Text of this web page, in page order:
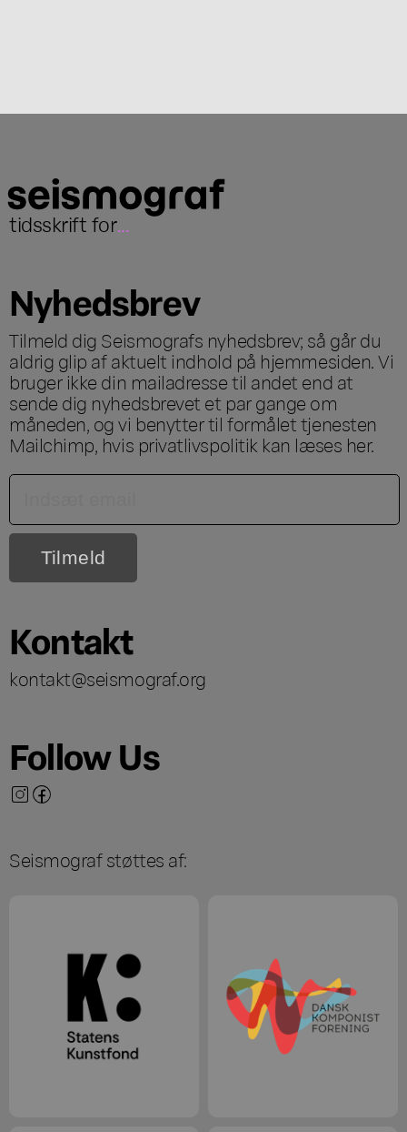
tidsskrift for...
Nyhedsbrev
Tilmeld dig Seismografs nyhedsbrev; så går du
aldrig glip af aktuelt indhold på hjemmesiden. Vi
bruger ikke din mailadresse til andet end at
sende dig nyhedsbrevet et par gange om
måneden, og vi benytter til formålet tjenesten
Mailchimp, hvis privatlivspolitik kan læses her.
Kontakt
kontakt@seismograf.org
Follow Us
Seismograf støttes af: